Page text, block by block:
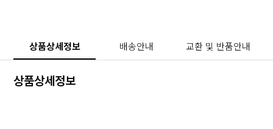
상품상세정보 배송안내 교환 및 반품안내
상품상세정보